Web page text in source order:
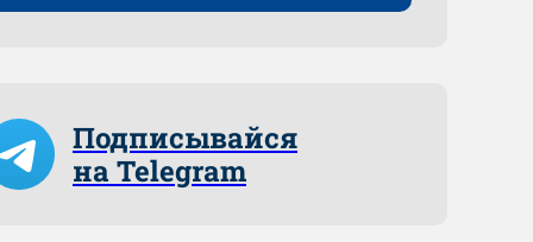
Подписывайся
на Telegram